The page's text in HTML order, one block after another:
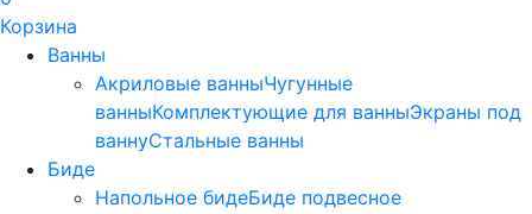
Корзина
Ванны
Акриловые ванныЧугунные
ванныКомплектующие для ванныЭкраны под
ваннуСтальные ванны
Биде
Напольное бидеБиде пoдвеснoе